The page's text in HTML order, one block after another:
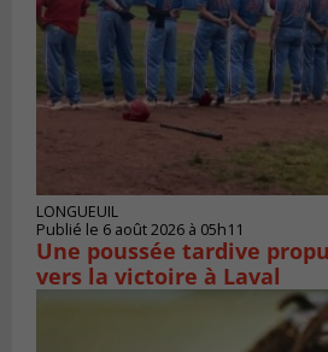
LONGUEUIL
Publié le 6 août 2026 à 05h11
Une poussée tardive
vers la victoire à Laval